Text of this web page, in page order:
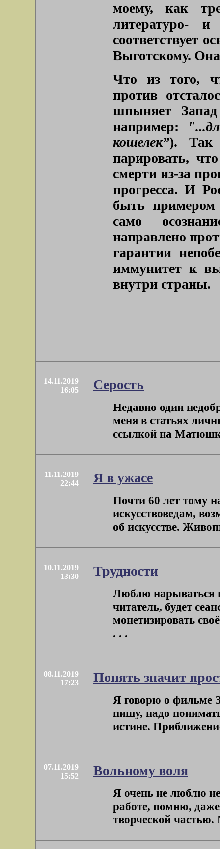
моему, как
литературо- и
соответствует
Выготскому.
Что из того,
против
шпыняет
например:
кошелек”). Так
парировать,
смерти из-за
прогресса. И
быть примером
само
направлено
гарантии
иммунитет к
внутри страны.
14.11.2019
16:05
Серость
Недавно один
меня в статьях
ссылкой на
11.11.2019
22:44
Я в ужасе
Почти 60 лет тому
искусствоведам,
об искусстве.
10.11.2019
13:30
Трудности
Люблю нарываться
читатель, будет
монетизировать
. . .
08.11.2019
17:23
Понять значит
Я говорю о фильме
пишу, надо
истине.
07.11.2019
15:52
Вольному воля
Я очень не люблю
работе, помню,
творческой